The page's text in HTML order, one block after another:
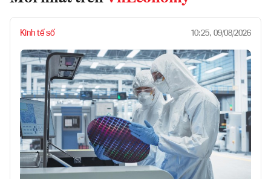
Kinh tế số 10:25, 09/08/2026